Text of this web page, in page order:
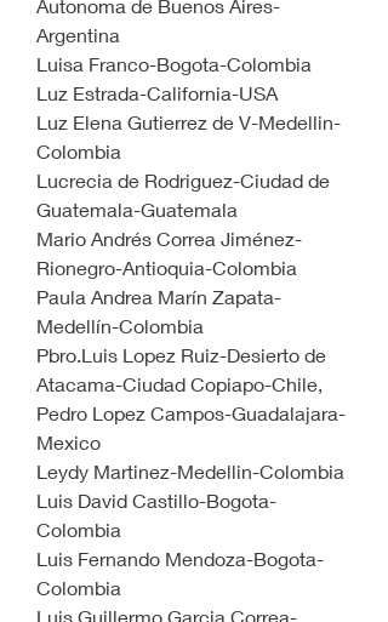
Autonoma de Buenos Aires-
Argentina
Luisa Franco-Bogota-Colombia
Luz Estrada-California-USA
Luz Elena Gutierrez de V-Medellin-
Colombia
Lucrecia de Rodriguez-Ciudad de
Guatemala-Guatemala
Mario Andrés Correa Jiménez-
Rionegro-Antioquia-Colombia
Paula Andrea Marín Zapata-
Medellín-Colombia
Pbro.Luis Lopez Ruiz-Desierto de
Atacama-Ciudad Copiapo-Chile,
Pedro Lopez Campos-Guadalajara-
Mexico
Leydy Martinez-Medellin-Colombia
Luis David Castillo-Bogota-
Colombia
Luis Fernando Mendoza-Bogota-
Colombia
Luis Guillermo Garcia Correa-